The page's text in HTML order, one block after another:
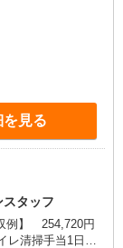
を見る
タッフ
清掃手当1日に